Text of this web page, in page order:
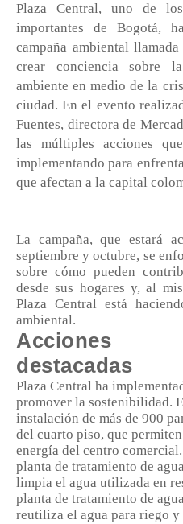
Plaza Central, uno de
importantes de Bogotá,
campaña ambiental
crear conciencia sobre
ambiente en medio de la
ciudad. En el evento
Fuentes, directora de
las múltiples acciones
implementando para
que afectan a la capital
La campaña, que estará
septiembre y octubre, se
sobre cómo pueden
desde sus hogares y, al
Plaza Central está
ambiental.
Acciones
destacadas
Plaza Central ha
promover la sostenibilidad.
instalación de más de 900
del cuarto piso, que
energía del centro
planta de tratamiento de
limpia el agua utilizada en
planta de tratamiento de
reutiliza el agua para riego y